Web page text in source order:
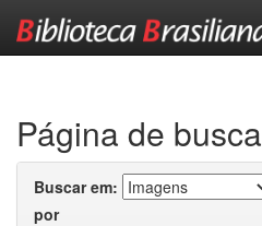
Página de busca
Buscar em:
por